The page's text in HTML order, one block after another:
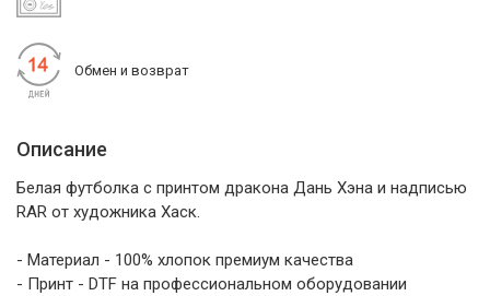
Обмен и возврат
Описание
Белая футболка с принтом дракона Дань Хэна и надписью
RAR от художника Хаск.
- Материал - 100% хлопок премиум качества
- Принт - DTF на профессиональном оборудовании